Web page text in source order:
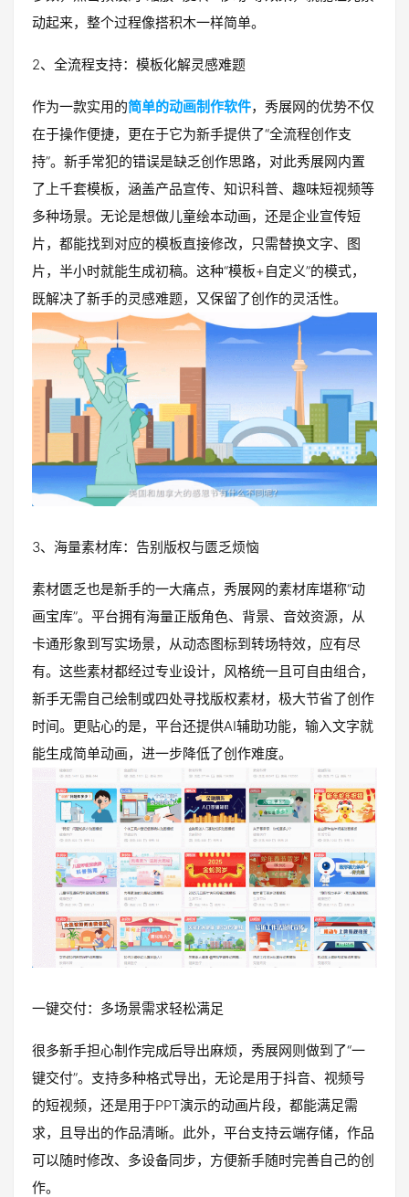
动起来，整个过程像搭积木一样简单。
2、全流程支持：模板化解灵感难题
作为一款实用的简单的动画制作软件，秀展网的优势不仅
在于操作便捷，更在于它为新手提供了“全流程创作支
持”。新手常犯的错误是缺乏创作思路，对此秀展网内置
了上千套模板，涵盖产品宣传、知识科普、趣味短视频等
多种场景。无论是想做儿童绘本动画，还是企业宣传短
片，都能找到对应的模板直接修改，只需替换文字、图
片，半小时就能生成初稿。这种“模板+自定义”的模式，
既解决了新手的灵感难题，又保留了创作的灵活性。
3、海量素材库：告别版权与匮乏烦恼
素材匮乏也是新手的一大痛点，秀展网的素材库堪称“动
画宝库”。平台拥有海量正版角色、背景、音效资源，从
卡通形象到写实场景，从动态图标到转场特效，应有尽
有。这些素材都经过专业设计，风格统一且可自由组合，
新手无需自己绘制或四处寻找版权素材，极大节省了创作
时间。更贴心的是，平台还提供AI辅助功能，输入文字就
能生成简单动画，进一步降低了创作难度。
一键交付：多场景需求轻松满足
很多新手担心制作完成后导出麻烦，秀展网则做到了“一
键交付”。支持多种格式导出，无论是用于抖音、视频号
的短视频，还是用于PPT演示的动画片段，都能满足需
求，且导出的作品清晰。此外，平台支持云端存储，作品
可以随时修改、多设备同步，方便新手随时完善自己的创
作。